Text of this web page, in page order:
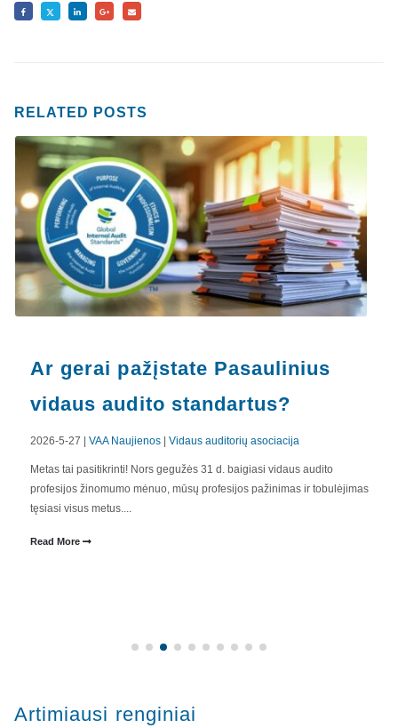
RELATED POSTS
Ar gerai pažįstate Pasaulinius
vidaus audito standartus?
2026-5-27 | VAA Naujienos| Vidaus auditorių asociacija
Metas tai pasitikrinti! Nors gegužės 31 d. baigiasi vidaus audito
profesijos žinomumo mėnuo, mūsų profesijos pažinimas ir tobulėjimas
tęsiasi visus metus....
Read More
Artimiausi renginiai